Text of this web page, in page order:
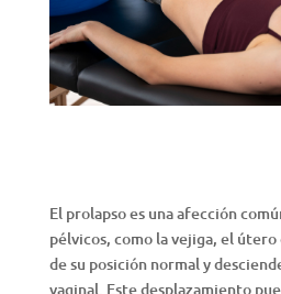
El prolapso es una afección
pélvicos, como la vejiga, el
de su posición normal y
vaginal. Este desplazamiento